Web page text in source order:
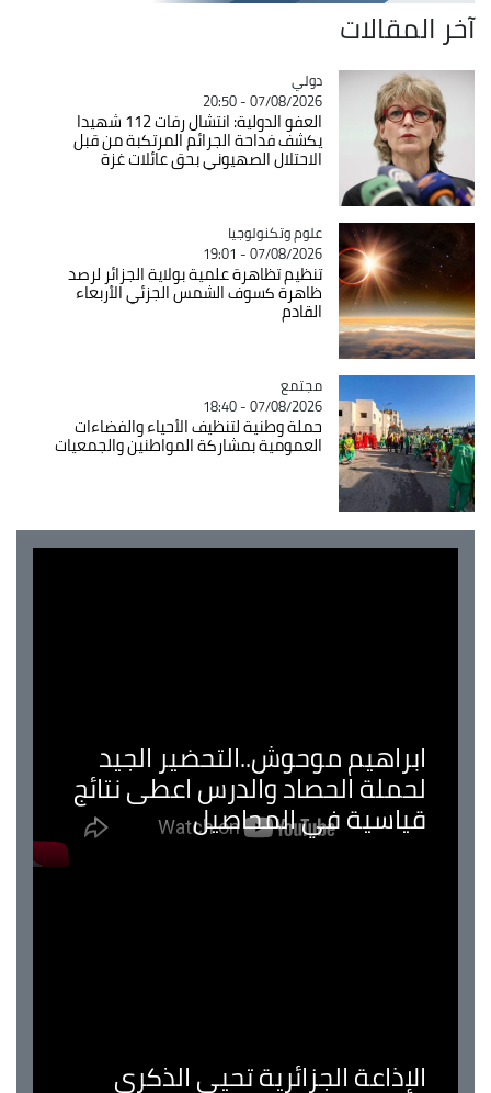
آخر المقالات
Catégorie
دولي
07/08/2026 - 20:50
العفو الدولية: انتشال رفات 112 شهيدا
يكشف فداحة الجرائم المرتكبة من قبل
الاحتلال الصهيوني بحق عائلات غزة
Catégorie
علوم وتكنولوجيا
07/08/2026 - 19:01
تنظيم تظاهرة علمية بولاية الجزائر لرصد
ظاهرة كسوف الشمس الجزئي الأربعاء
القادم
Catégorie
مجتمع
07/08/2026 - 18:40
حملة وطنية لتنظيف الأحياء والفضاءات
العمومية بمشاركة المواطنين والجمعيات
ابراهيم موحوش..التحضير الجيد
لحملة الحصاد والدرس اعطى نتائج
قياسية في المحاصيل
الإذاعة الجزائرية تحيي الذكرى